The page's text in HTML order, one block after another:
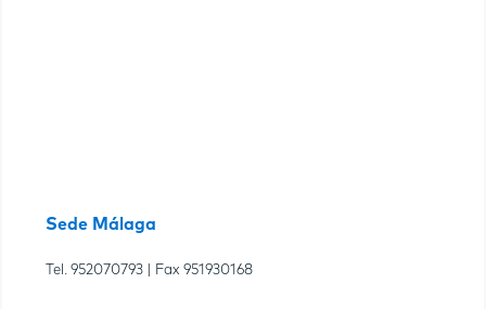
Sede Málaga
Tel. 952070793 | Fax 951930168